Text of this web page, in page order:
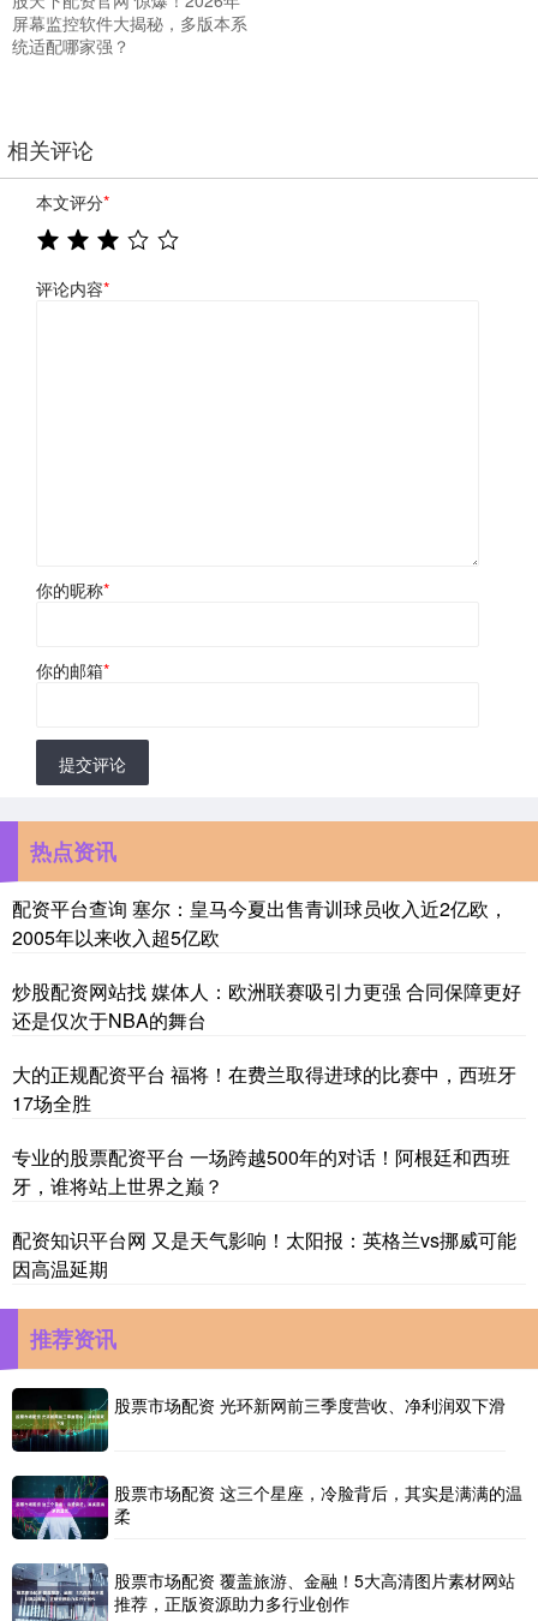
屏幕监控软件大揭秘，多版本系
统适配哪家强？
相关评论
本文评分*
评论内容*
你的昵称*
你的邮箱*
提交评论
热点资讯
配资平台查询 塞尔：皇马今夏出售青训球员收入近2亿欧，
2005年以来收入超5亿欧
炒股配资网站找 媒体人：欧洲联赛吸引力更强 合同保障更好
还是仅次于NBA的舞台
大的正规配资平台 福将！在费兰取得进球的比赛中，西班牙
17场全胜
专业的股票配资平台 一场跨越500年的对话！阿根廷和西班
牙，谁将站上世界之巅？
配资知识平台网 又是天气影响！太阳报：英格兰vs挪威可能
因高温延期
推荐资讯
股票市场配资 光环新网前三季度营收、净利润双下滑
股票市场配资 这三个星座，冷脸背后，其实是满满的温
柔
股票市场配资 覆盖旅游、金融！5大高清图片素材网站
推荐，正版资源助力多行业创作